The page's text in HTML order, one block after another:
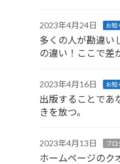
2023年4月24日 お知
多くの人が勘違い
の違い！ここで差
2023年4月16日 お知
出版することであ
きを放つ。
2023年4月13日 ブロ
ホームページのク